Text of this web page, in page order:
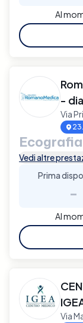
Al
-
Via
Vedi altre
Prima
-
Al
Via